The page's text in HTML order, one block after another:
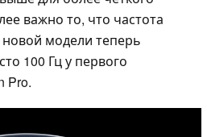
важно то, что частота
модели теперь
100 Гц у первого
Pro.